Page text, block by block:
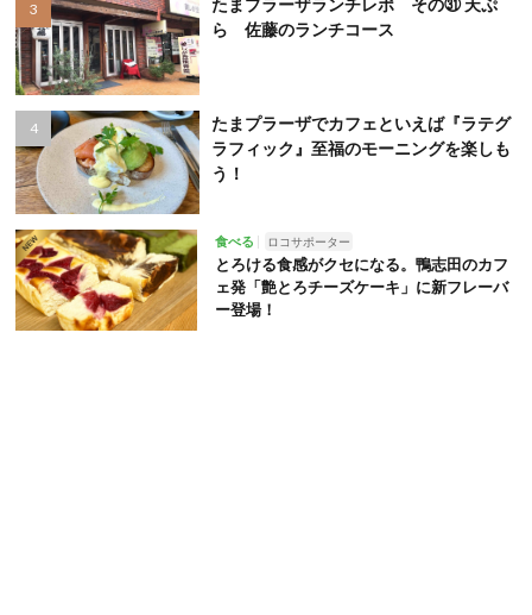
たまプラーザランチレポ その㉛ 天ぷ
ら 佐藤のランチコース
たまプラーザでカフェといえば『ラテグ
ラフィック』至福のモーニングを楽しも
う！
食べる ロコサポーター
とろける食感がクセになる。鴨志田のカフ
ェ発「艶とろチーズケーキ」に新フレーバ
ー登場！